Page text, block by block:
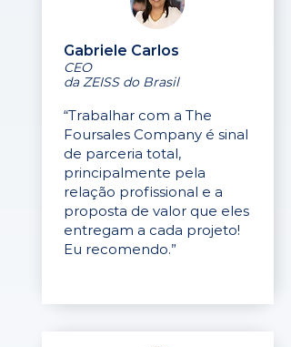
Gabriele Carlos
CEO
da ZEISS do Brasil
“Trabalhar com a The
Foursales Company é sinal
de parceria total,
principalmente pela
relação profissional e a
proposta de valor que eles
entregam a cada projeto!
Eu recomendo.”